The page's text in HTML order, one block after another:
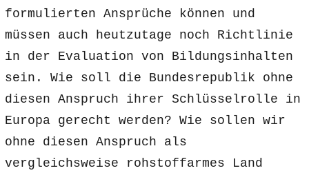
formulierten Ansprüche können und
müssen auch heutzutage noch Richtlinie
in der Evaluation von Bildungsinhalten
sein. Wie soll die Bundesrepublik ohne
diesen Anspruch ihrer Schlüsselrolle in
Europa gerecht werden? Wie sollen wir
ohne diesen Anspruch als
vergleichsweise rohstoffarmes Land